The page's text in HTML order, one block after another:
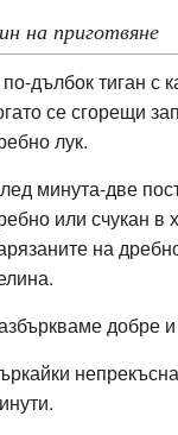
на приготвяне
дълбок тиган с
се сгорещи
лук.
минута-две
или счукан в
на
добре